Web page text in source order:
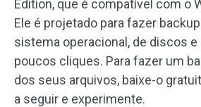
Edition, que é compatível com o
Ele é projetado para fazer
sistema operacional, de discos
poucos cliques. Para fazer um
dos seus arquivos, baixe-o
a seguir e experimente.